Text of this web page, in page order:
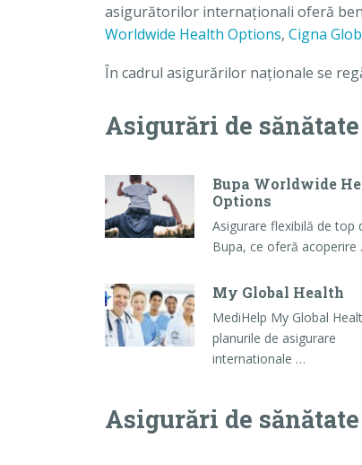
asigurătorilor internaționali oferă
Worldwide Health Options, Cigna
În cadrul asigurărilor naționale se
Asigurări de
Bupa Worldwide
Options
Asigurare flexibilă de top
Bupa, ce oferă acoperire
My Global Health
MediHelp My Global
planurile de asigurare
internationale …
Asigurări de